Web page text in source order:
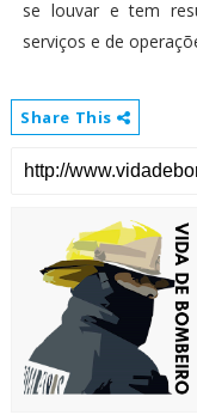
se louvar e tem
serviços e de
Share This